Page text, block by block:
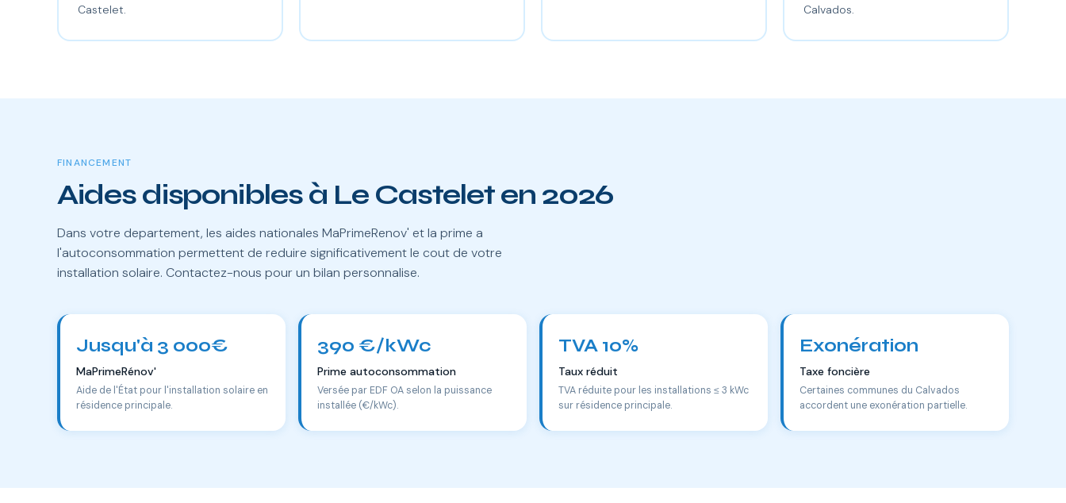
Castelet.
Calvados.
FINANCEMENT
Aides disponibles à Le Castelet en 2026
Dans votre departement, les aides nationales MaPrimeRenov' et la prime a
l'autoconsommation permettent de reduire significativement le cout de votre
installation solaire. Contactez-nous pour un bilan personnalise.
Jusqu'à 3 000€
MaPrimeRénov'
Aide de l'État pour l'installation solaire en
résidence principale.
390 €/kWc
Prime autoconsommation
Versée par EDF OA selon la puissance
installée (€/kWc).
TVA 10%
Taux réduit
TVA réduite pour les installations ≤ 3 kWc
sur résidence principale.
Exonération
Taxe foncière
Certaines communes du Calvados
accordent une exonération partielle.